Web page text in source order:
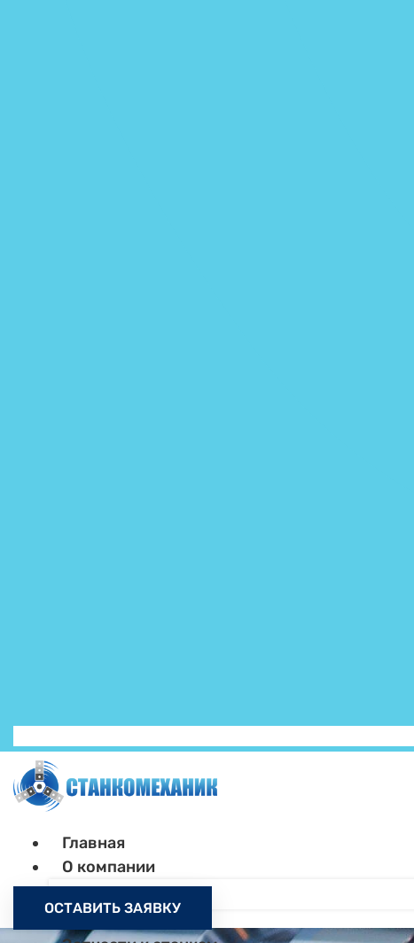
Главная
О компании
ОСТАВИТЬ ЗАЯВКУ